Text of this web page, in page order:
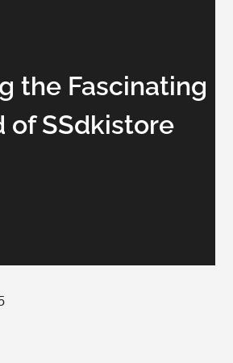
the Fascinating
of SSdkistore